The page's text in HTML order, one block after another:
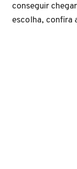
conseguir
escolha, confira